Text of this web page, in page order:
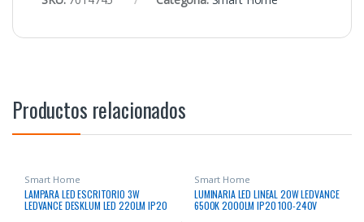
Productos relacionados
Smart Home
LAMPARA LED ESCRITORIO 3W
LEDVANCE DESKLUM LED 220LM IP20
Smart Home
LUMINARIA LED LINEAL 20W LEDVANCE
6500K 2000LM IP20 100-240V